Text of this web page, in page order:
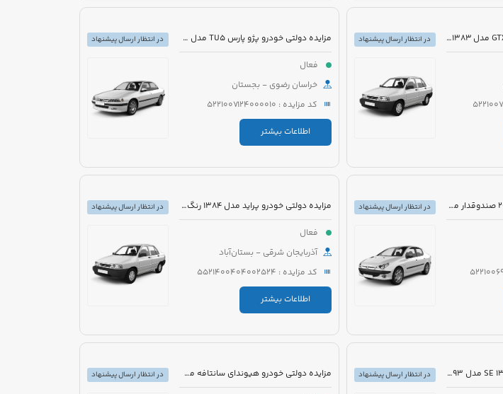
مزایده دولتی خودرو پراید GTX مدل 1383 رنگ سفید
در انتظار ارسال پیشنهاد
مزایده دولتی خودرو پژو پارس TU5 مدل 1399 رنگ سفید
فعال
خراسان رضوی - بجستان
کد مزایده : 5221007124000010
اطلاعات بیشتر
در انتظار ارسال پیشنهاد
مزایده دولتی خودرو پژو 206 صندوقدار مدل 1390 رنگ سفید روغنی
در انتظار ارسال پیشنهاد
مزایده دولتی خودرو پراید مدل 1384 رنگ سفید
فعال
آذربایجان شرقی - بستان‌آباد
کد مزایده : 5521400404002524
اطلاعات بیشتر
در انتظار ارسال پیشنهاد
مزایده دولتی خودرو پراید 131 SE مدل 1393 رنگ سفید روغنی
در انتظار ارسال پیشنهاد
مزایده دولتی خودرو هیوندای سانتافه مدل 2016
در انتظار ارسال پیشنهاد